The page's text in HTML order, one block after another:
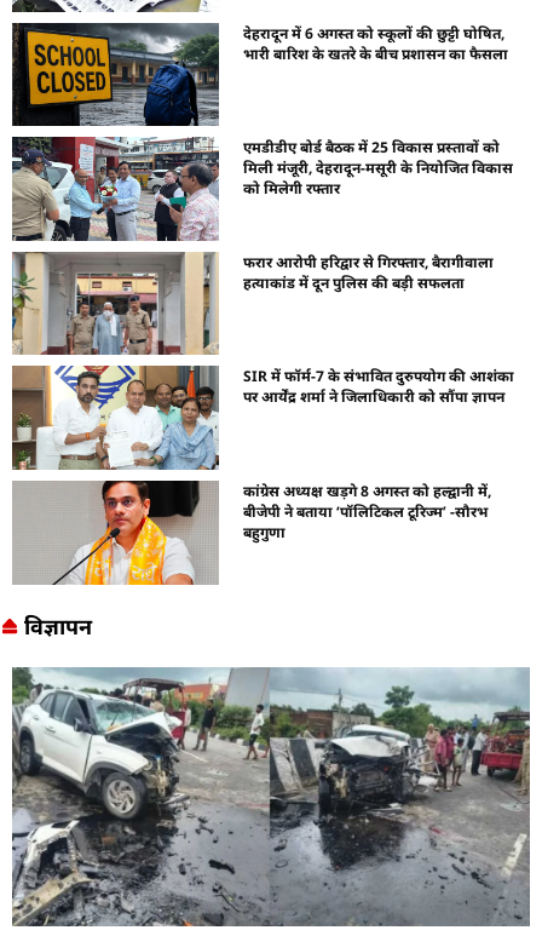
देहरादून में 6 अगस्त को स्कूलों की छुट्टी घोषित,
भारी बारिश के खतरे के बीच प्रशासन का फैसला
एमडीडीए बोर्ड बैठक में 25 विकास प्रस्तावों को
मिली मंजूरी, देहरादून-मसूरी के नियोजित विकास
को मिलेगी रफ्तार
फरार आरोपी हरिद्वार से गिरफ्तार, बैरागीवाला
हत्याकांड में दून पुलिस की बड़ी सफलता
SIR में फॉर्म-7 के संभावित दुरुपयोग की आशंका
पर आर्येंद्र शर्मा ने जिलाधिकारी को सौंपा ज्ञापन
कांग्रेस अध्यक्ष खड़गे 8 अगस्त को हल्द्वानी में,
बीजेपी ने बताया ‘पॉलिटिकल टूरिज्म’ -सौरभ
बहुगुणा
विज्ञापन